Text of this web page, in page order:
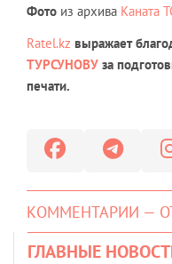
Фото из архива Каната
Ratel.kz выражает
ТУРСУНОВУ за
печати.
КОММЕНТАРИИ —
ГЛАВНЫЕ